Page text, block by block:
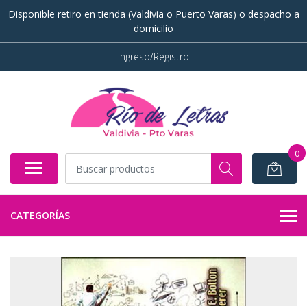
Disponible retiro en tienda (Valdivia o Puerto Varas) o despacho a
domicilio
Ingreso/Registro
0
CATEGORÍAS